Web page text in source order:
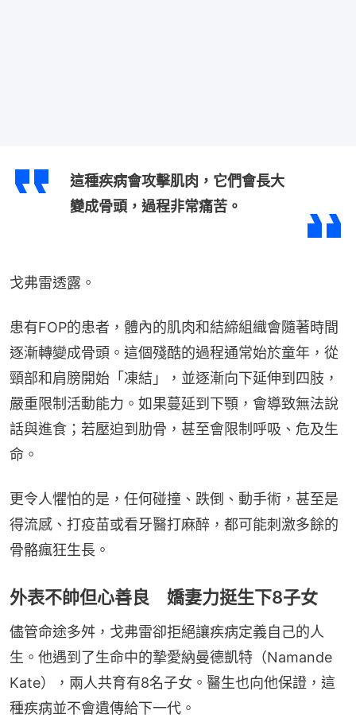
這種疾病會攻擊肌肉，它們會長大
變成骨頭，過程非常痛苦。
戈弗雷透露。
患有FOP的患者，體內的肌肉和結締組織會隨著時間
逐漸轉變成骨頭。這個殘酷的過程通常始於童年，從
頸部和肩膀開始「凍結」，並逐漸向下延伸到四肢，
嚴重限制活動能力。如果蔓延到下顎，會導致無法說
話與進食；若壓迫到肋骨，甚至會限制呼吸、危及生
命。
更令人懼怕的是，任何碰撞、跌倒、動手術，甚至是
得流感、打疫苗或看牙醫打麻醉，都可能刺激多餘的
骨骼瘋狂生長。
外表不帥但心善良 嬌妻力挺生下8子女
儘管命途多舛，戈弗雷卻拒絕讓疾病定義自己的人
生。他遇到了生命中的摯愛納曼德凱特（Namande
Kate），兩人共育有8名子女。醫生也向他保證，這
種疾病並不會遺傳給下一代。